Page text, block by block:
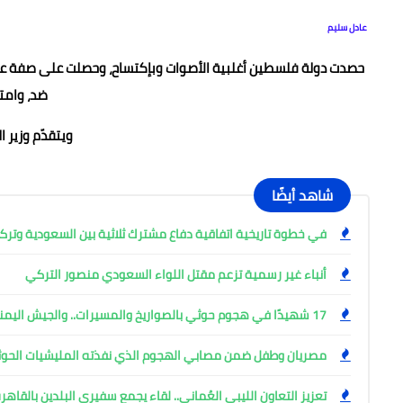
عادل سليم
ضد، وامتناع 42 عن
ويتقدّم
شاهد أيضًا
في خطوة تاريخية اتفاقية دفاع مشترك ثلاثية بين السعودية
أنباء غير رسمية تزعم مقتل اللواء السعودي منصور التركي
17 شهيدًا في هجوم حوثي بالصواريخ والمسيرات.. والجيش اليمني يتوعد
مصريان وطفل ضمن مصابي الهجوم الذي نفذته المليشيات
تعزيز التعاون الليبي العُماني.. لقاء يجمع سفيري البلدين